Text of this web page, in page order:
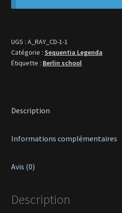
UGS : A_RAY_CD-1-1
Catégorie : Sequentia Legenda
Étiquette : Berlin school
Description
Informations complémentaires
Avis (0)
Description